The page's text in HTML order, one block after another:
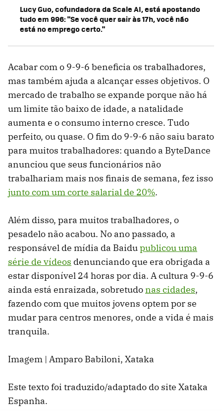
Lucy Guo, cofundadora da Scale AI, está apostando
tudo em 996: "Se você quer sair às 17h, você não
está no emprego certo."
Acabar com o 9-9-6 beneficia os trabalhadores,
mas também ajuda a alcançar esses objetivos. O
mercado de trabalho se expande porque não há
um limite tão baixo de idade, a natalidade
aumenta e o consumo interno cresce. Tudo
perfeito, ou quase. O fim do 9-9-6 não saiu barato
para muitos trabalhadores: quando a ByteDance
anunciou que seus funcionários não
trabalhariam mais nos finais de semana, fez isso
junto com um corte salarial de 20%.
Além disso, para muitos trabalhadores, o
pesadelo não acabou. No ano passado, a
responsável de mídia da Baidupublicou uma
série de vídeos denunciando que era obrigada a
estar disponível 24 horas por dia. A cultura 9-9-6
ainda está enraizada, sobretudonas cidades,
fazendo com que muitos jovens optem por se
mudar para centros menores, onde a vida é mais
tranquila.
Imagem | Amparo Babiloni, Xataka
Este texto foi traduzido/adaptado do site Xataka
Espanha.